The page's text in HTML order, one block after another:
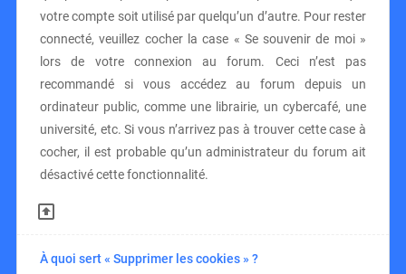
votre compte soit utilisé par quelqu’un d’autre. Pour rester
connecté, veuillez cocher la case « Se souvenir de moi »
lors de votre connexion au forum. Ceci n’est pas
recommandé si vous accédez au forum depuis un
ordinateur public, comme une librairie, un cybercafé, une
université, etc. Si vous n’arrivez pas à trouver cette case à
cocher, il est probable qu’un administrateur du forum ait
désactivé cette fonctionnalité.
À quoi sert « Supprimer les cookies » ?